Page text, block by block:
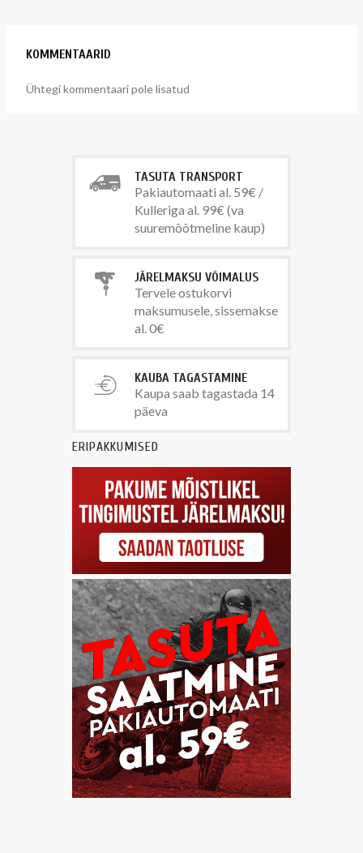
KOMMENTAARID
Ühtegi kommentaari pole lisatud
TASUTA TRANSPORT
Pakiautomaati al. 59€ /
Kulleriga al. 99€ (va
suuremõõtmeline kaup)
JÄRELMAKSU VÕIMALUS
Tervele ostukorvi
maksumusele, sissemakse
al. 0€
KAUBA TAGASTAMINE
Kaupa saab tagastada 14
päeva
ERIPAKKUMISED